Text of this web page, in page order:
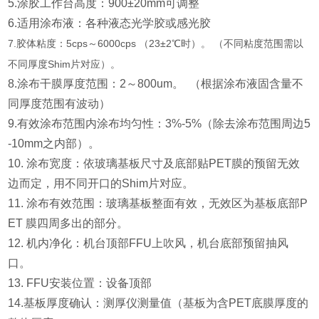
5.涂胶工作台高度：900±20mm可调整
6.适用涂布液：各种液态光学胶或感光胶
7.胶体粘度：5cps～6000cps （23±2℃时）。 （不同粘度范围需以
不同厚度Shim 片对应）。
8.涂布干膜厚度范围：2～800um。 （根据涂布液固含量不
同厚度范围有波动）
9.有效涂布范围内涂布均匀性：3%-5%（除去涂布范围周边5
-10mm之内部）。
10. 涂布宽度：依玻璃基板尺寸及底部贴PET膜的预留无效
边而定，用不同开口的Shim片对应。
11. 涂布有效范围：玻璃基板整面有效，无效区为基板底部P
ET 膜四周多出的部分。
12. 机内净化：机台顶部FFU上吹风，机台底部预留抽风
口。
13. FFU安装位置：设备顶部
14.基板厚度确认：测厚仪测量值（基板为含PET底膜厚度的